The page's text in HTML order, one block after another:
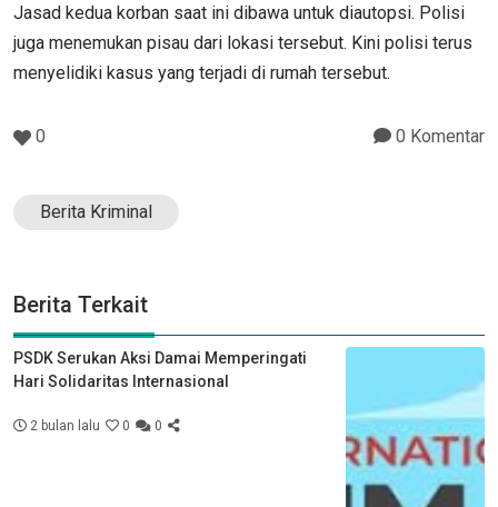
Jasad kedua korban saat ini dibawa untuk diautopsi. Polisi
juga menemukan pisau dari lokasi tersebut. Kini polisi terus
menyelidiki kasus yang terjadi di rumah tersebut.
0 0 Komentar
Berita Kriminal
Berita Terkait
PSDK Serukan Aksi Damai Memperingati
Hari Solidaritas Internasional
2 bulan lalu 0 0